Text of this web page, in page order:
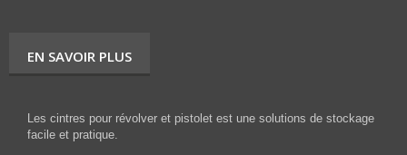
EN SAVOIR PLUS
Les cintres pour révolver et pistolet est une solutions de stockage
facile et pratique.